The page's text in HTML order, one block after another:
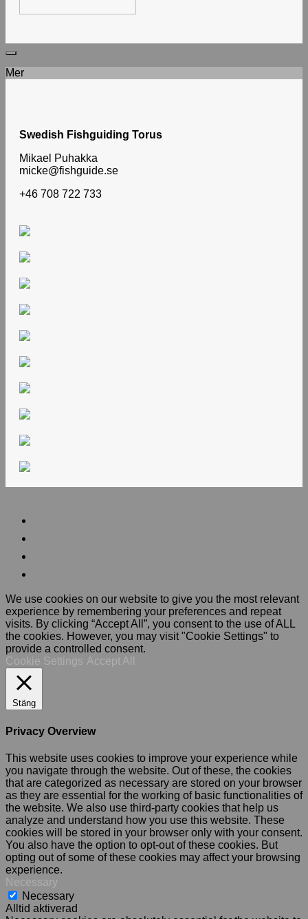
Mer
Swedish Fishguiding Torus
Mikael Puhakka
micke@fishguide.se
+46 708 722 733
We use cookies on our website to give you the most relevant
experience by remembering your preferences and repeat
visits. By clicking “Accept All”, you consent to the use of ALL
the cookies. However, you may visit "Cookie Settings" to
provide a controlled consent.
Cookie Settings Accept All
Stäng
Privacy Overview
This website uses cookies to improve your experience while
you navigate through the website. Out of these, the cookies
that are categorized as necessary are stored on your browser
as they are essential for the working of basic functionalities of
the website. We also use third-party cookies that help us
analyze and understand how you use this website. These
cookies will be stored in your browser only with your consent.
You also have the option to opt-out of these cookies. But
opting out of some of these cookies may affect your browsing
experience.
Necessary
Necessary
Alltid aktiverad